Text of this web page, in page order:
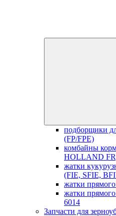
подборщики
(FP/FPE)
комбайны
HOLLAND
жатки
(FIE, SFIE,
жатки
жатки
6014
Запчасти для